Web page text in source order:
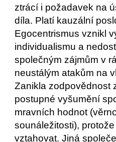
ztrácí i požadavek na
díla. Platí kauzální
Egocentrismus vznikl
individualismu a
společným zájmům v
neustálým atakům na
Zanikla zodpovědnost
postupné vyšumění
mravních hodnot
sounáležitosti),
vztahovat. Jiná